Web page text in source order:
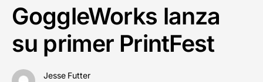
GoggleWorks lanza
su primer PrintFest
Jesse Futter